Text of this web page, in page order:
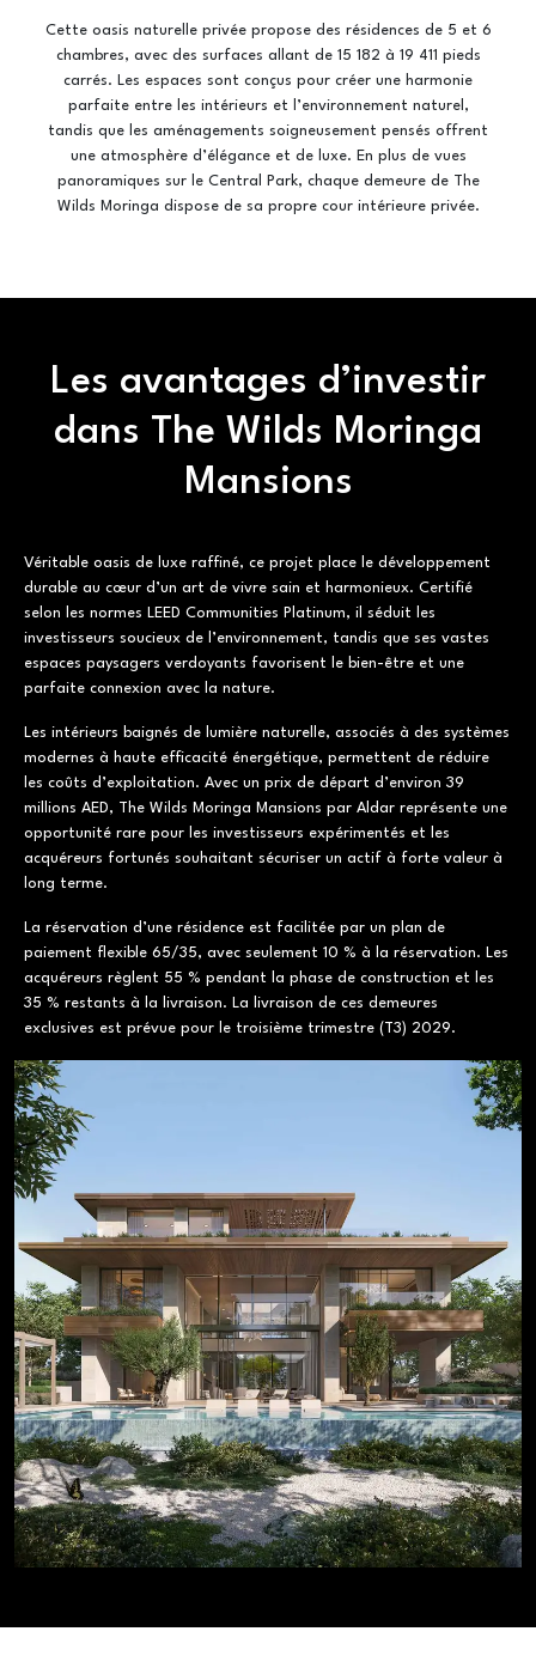
Cette oasis naturelle privée propose des résidences de 5 et 6
chambres, avec des surfaces allant de 15 182 à 19 411 pieds
carrés. Les espaces sont conçus pour créer une harmonie
parfaite entre les intérieurs et l’environnement naturel,
tandis que les aménagements soigneusement pensés offrent
une atmosphère d’élégance et de luxe. En plus de vues
panoramiques sur le Central Park, chaque demeure de The
Wilds Moringa dispose de sa propre cour intérieure privée.
Les avantages d’investir
dans The Wilds Moringa
Mansions
Véritable oasis de luxe raffiné, ce projet place le développement
durable au cœur d’un art de vivre sain et harmonieux. Certifié
selon les normes LEED Communities Platinum, il séduit les
investisseurs soucieux de l’environnement, tandis que ses vastes
espaces paysagers verdoyants favorisent le bien-être et une
parfaite connexion avec la nature.
Les intérieurs baignés de lumière naturelle, associés à des systèmes
modernes à haute efficacité énergétique, permettent de réduire
les coûts d’exploitation. Avec un prix de départ d’environ 39
millions AED, The Wilds Moringa Mansions par Aldar représente une
opportunité rare pour les investisseurs expérimentés et les
acquéreurs fortunés souhaitant sécuriser un actif à forte valeur à
long terme.
La réservation d’une résidence est facilitée par un plan de
paiement flexible 65/35, avec seulement 10 % à la réservation. Les
acquéreurs règlent 55 % pendant la phase de construction et les
35 % restants à la livraison. La livraison de ces demeures
exclusives est prévue pour le troisième trimestre (T3) 2029.